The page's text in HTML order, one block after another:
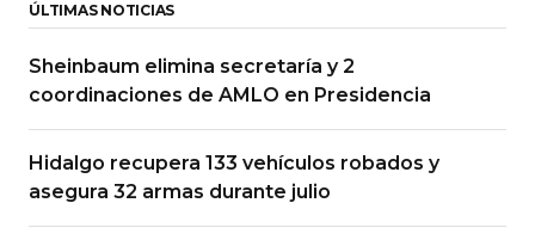
ÚLTIMAS NOTICIAS
Sheinbaum elimina secretaría y 2
coordinaciones de AMLO en Presidencia
Hidalgo recupera 133 vehículos robados y
asegura 32 armas durante julio